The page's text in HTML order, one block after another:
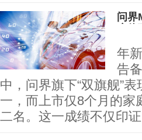
问界
近
年
告
中，问界旗下“双旗舰”
一，而上市仅8个月的家
二名。这一成绩不仅印